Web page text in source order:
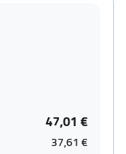
47,01 €
37,61 €